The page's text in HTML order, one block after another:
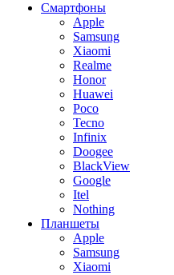
Смартфоны
Apple
Samsung
Xiaomi
Realme
Honor
Huawei
Poco
Tecno
Infinix
Doogee
BlackView
Google
Itel
Nothing
Планшеты
Apple
Samsung
Xiaomi